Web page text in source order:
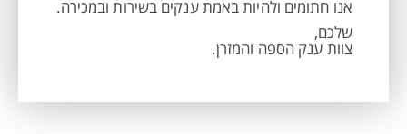
אנו חתומים ולהיות באמת ענקים בשירות ובמכירה.
שלכם,
צוות ענק הספה והמזרן.